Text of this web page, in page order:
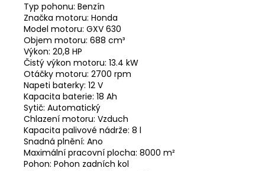
Typ pohonu: Benzín
Značka motoru: Honda
Model motoru: GXV 630
Objem motoru: 688 cm³
Výkon: 20,8 HP
Čistý výkon motoru: 13.4 kW
Otáčky motoru: 2700 rpm
Napeti baterky: 12 V
Kapacita baterie: 18 Ah
Sytič: Automatický
Chlazení motoru: Vzduch
Kapacita palivové nádrže: 8 l
Snadná plnění: Ano
Maximální pracovní plocha: 8000 m²
Pohon: Pohon zadních kol